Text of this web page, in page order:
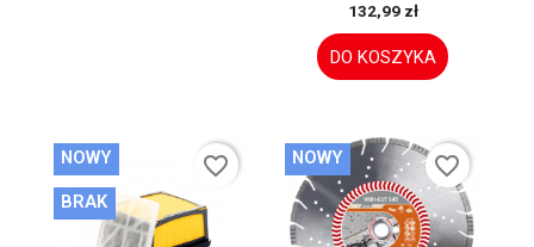
132,99 zł
DO KOSZYKA
NOWY
BRAK
favorite_border NOWY favorite_border